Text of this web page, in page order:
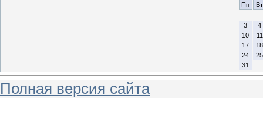
Пн
Вт
3
4
10
11
17
18
24
25
31
Полная версия сайта